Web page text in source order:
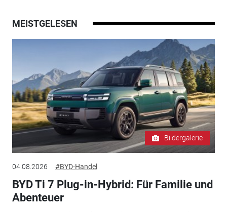
MEISTGELESEN
Bildergalerie
04.08.2026 #BYD-Handel
BYD Ti 7 Plug-in-Hybrid: Für Familie und
Abenteuer